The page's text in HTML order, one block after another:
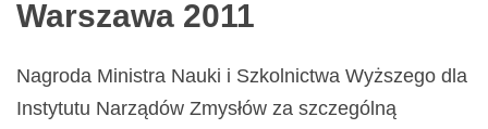
Warszawa 2011
Nagroda Ministra Nauki i Szkolnictwa Wyższego dla
Instytutu Narządów Zmysłów za szczególną